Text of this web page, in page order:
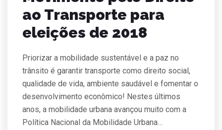
ao Transporte para
eleições de 2018
Priorizar a mobilidade sustentável e a paz no
trânsito é garantir transporte como direito social,
qualidade de vida, ambiente saudável e fomentar o
desenvolvimento econômico! Nestes últimos
anos, a mobilidade urbana avançou muito com a
Política Nacional da Mobilidade Urbana…